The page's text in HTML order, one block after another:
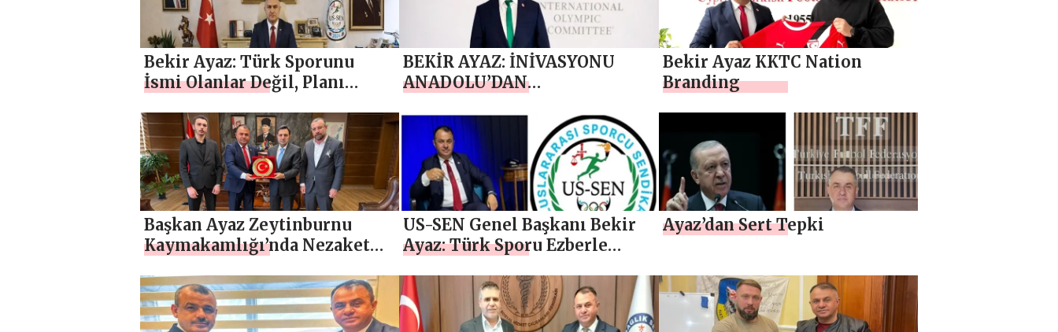
Bekir Ayaz: Türk Sporunu
İsmi Olanlar Değil, Planı
BEKİR AYAZ: İNİVASYONU
ANADOLU’DAN
Bekir Ayaz KKTC Nation
Branding
Başkan Ayaz Zeytinburnu
Kaymakamlığı’nda Nezaket
US-SEN Genel Başkanı Bekir
Ayaz: Türk Sporu Ezberle
Ayaz’dan Sert Tepki